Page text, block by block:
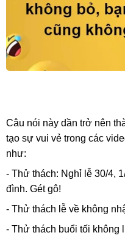
Câu nói này dần trở nên
tạo sự vui vẻ trong các
như:
- Thử thách: Nghỉ lễ 30/4,
đình. Gét gô!
- Thử thách lễ về không
- Thử thách buổi tối không